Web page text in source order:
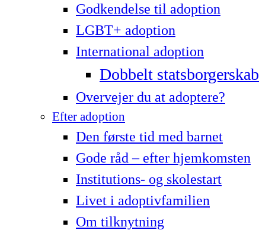
Godkendelse til adoption
LG­BT+ adoption
International adoption
Dobbelt statsborgerskab
Overvejer du at adoptere?
Efter adoption
Den første tid med barnet
Gode råd – efter hjemkomsten
Institutions- og skolestart
Livet i adoptivfamilien
Om tilknytning